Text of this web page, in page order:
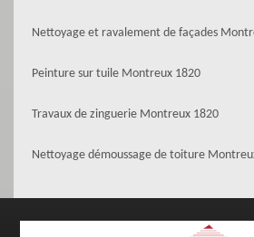
Nettoyage et ravalement de façades
Peinture sur tuile Montreux 1820
Travaux de zinguerie Montreux 1820
Nettoyage démoussage de toiture